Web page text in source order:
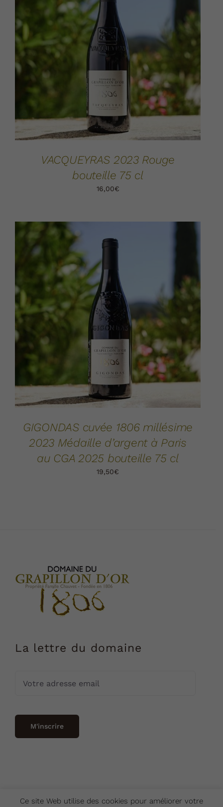
AJOUTER AU PANIER
VACQUEYRAS 2023 Rouge
bouteille 75 cl
16,00€
AJOUTER AU PANIER /
GIGONDAS cuvée 1806 millésime
2023 Médaille d’argent à Paris
au CGA 2025 bouteille 75 cl
19,50€
La lettre du domaine
Ce site Web utilise des cookies pour améliorer votre